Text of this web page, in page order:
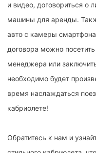
и видео, договориться о
машины для аренды.
авто с камеры
договора можно
менеджера или
необходимо будет
время наслаждаться
кабриолете!
Обратитесь к нам и